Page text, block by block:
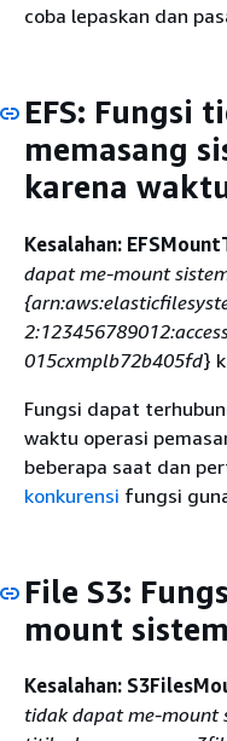
coba lepaskan dan
EFS: Fungsi
memasang
karena
Kesalahan:
dapat me-mount
{
015cxmplb72b405fd}
Fungsi dapat
waktu operasi
beberapa saat dan
konkurensi fungsi
File S3:
mount
Kesalahan:
tidak dapat me-mount